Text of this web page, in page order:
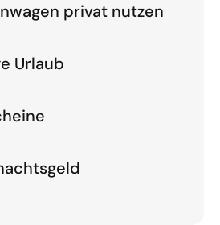
privat nutzen
Urlaub